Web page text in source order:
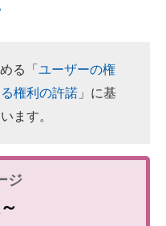
る「 ユーザーの権
権利の許諾 」に基
ます。